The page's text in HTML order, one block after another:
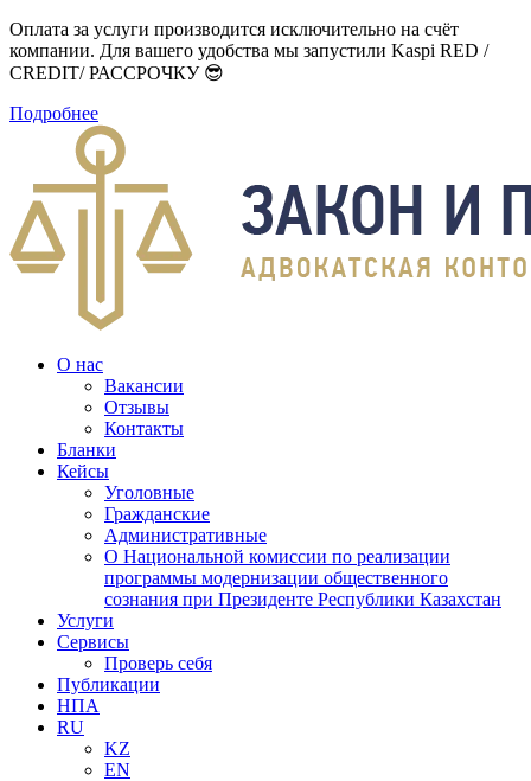
Оплата за услуги производится исключительно на счёт
компании. Для вашего удобства мы запустили Kaspi RED /
CREDIT/ РАССРОЧКУ 😎
Подробнее
О нас
Вакансии
Отзывы
Контакты
Бланки
Кейсы
Уголовные
Гражданские
Административные
О Национальной комиссии по реализации
программы модернизации общественного
сознания при Президенте Республики Казахстан
Услуги
Сервисы
Проверь себя
Публикации
НПА
RU
KZ
EN